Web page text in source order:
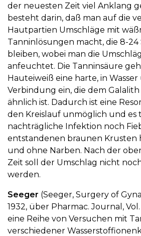
der neuesten Zeit viel Anklang
besteht darin, daß man auf die
Hautpartien Umschläge mit
Tanninlösungen macht, die 8-
bleiben, wobei man die
anfeuchtet. Die Tanninsäure
Hauteiweiß eine harte, in
Verbindung ein, die dem
ähnlich ist. Dadurch ist eine
den Kreislauf unmöglich und es
nachträgliche Infektion noch
entstandenen braunen Krusten
und ohne Narben. Nach der
Zeit soll der Umschlag nicht
werden.
Seeger (Seeger, Surgery of
1932, über Pharmac. Journal,
eine Reihe von Versuchen mit
verschiedener